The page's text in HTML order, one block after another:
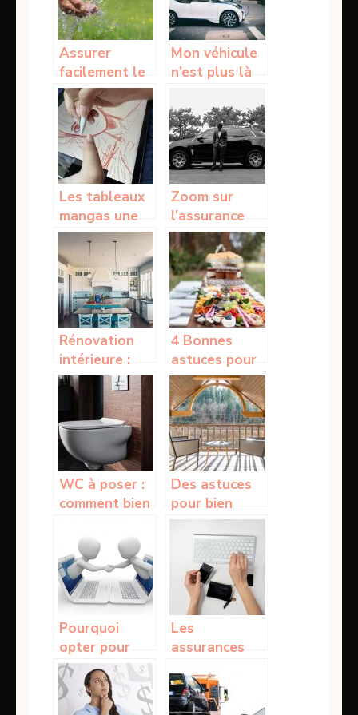
Assurer
facilement le
service en eau
grâce aux
citernes
souples
Mon véhicule
n’est plus là
ce qu’il faut
faire
Les tableaux
mangas une
excellente
option pour la
décoration
murale
Zoom sur
l’assurance
d’un véhicule
professionnel
Rénovation
intérieure :
Comment
optimiser
votre cuisine ?
4 Bonnes
astuces pour
recevoir et
épater vos
invités lors
d’un buffet
WC à poser :
comment bien
trône pour un
confort
optimal ?
Des astuces
pour bien
choisir son
store banne
extérieur
Pourquoi
opter pour
une assurance
auto en ligne
?
Les
assurances
carte bancaire